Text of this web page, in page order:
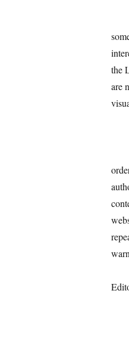
the
are
In